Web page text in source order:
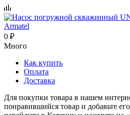
0 ₽
Много
Как купить
Оплата
Доставка
Для покупки товара в нашем
понравившийся товар и добавьте